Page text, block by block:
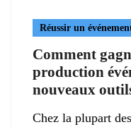
Réussir un
Comment
production
nouveaux
Chez la plupart